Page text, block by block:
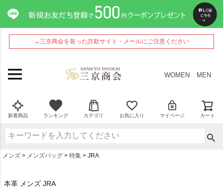
→三京商会を装った詐欺サイト・メールにご注意ください
WOMEN MEN
新着商品 ランキング カテゴリ お気に入り マイページ カート
メンズ メンズバッグ 特集 JRA
本革 メンズ JRA